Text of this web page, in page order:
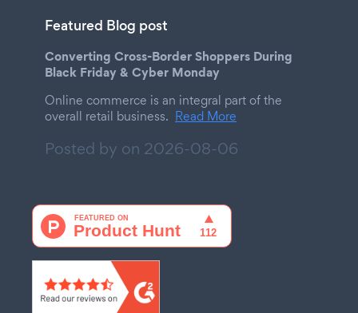
Featured Blog post
Converting Cross-Border Shoppers During
Black Friday & Cyber Monday
Online commerce is an integral part of the
overall retail business. Read More
Posted by on 2026-08-06